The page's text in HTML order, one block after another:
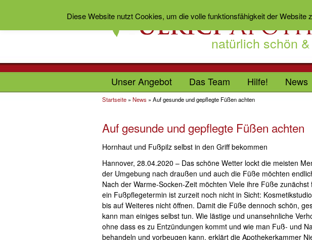
natürlich schön
Unser Angebot Das Team Hilfe! News
Startseite » News » Auf gesunde und gepflegte Füßen achten
Auf gesunde und gepflegte Füßen achten
Hornhaut und Fußpilz selbst in den Griff bekommen
Hannover, 28.04.2020 – Das schöne Wetter lockt die meisten
der Umgebung nach draußen und auch die Füße möchten
Nach der Warme-Socken-Zeit möchten Viele ihre Füße
ein Fußpflegetermin ist zurzeit noch nicht in Sicht:
bis auf Weiteres nicht öffnen. Damit die Füße dennoch schön,
kann man einiges selbst tun. Wie lästige und unansehnliche
ohne dass es zu Entzündungen kommt und wie man Fuß- und
behandeln und vorbeugen kann, erklärt die Apothekerkammer
Diese Website nutzt Cookies, um die volle funktionsfähigkeit der